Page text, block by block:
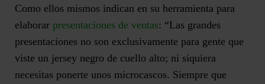
Como ellos mismos indican en su herramienta para
elaborar presentaciones de ventas: “Las grandes
presentaciones no son exclusivamente para gente que
viste un jersey negro de cuello alto; ni siquiera
necesitas ponerte unos microcascos. Siempre que